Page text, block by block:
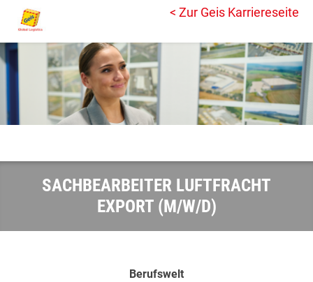
< Zur Geis Karriereseite
SACHBEARBEITER LUFTFRACHT
EXPORT (M/W/D)
Berufswelt